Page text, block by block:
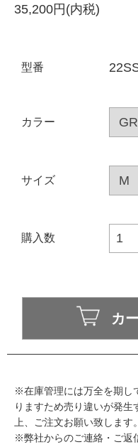
35,200円(内税)
型番
カラー
サイズ
購入数
※在庫管理には万全を期し
りますため売り違いが発
上、ご注文お願い致します。
※弊社からのご連絡・ご返